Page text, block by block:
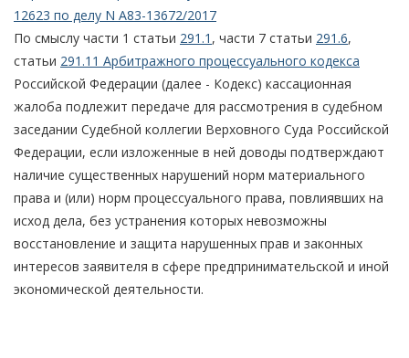
12623 по делу N А83-13672/2017
По смыслу части 1 статьи 291.1 , части 7 статьи 291.6,
статьи 291.11 Арбитражного процессуального кодекса
Российской Федерации (далее - Кодекс) кассационная
жалоба подлежит передаче для рассмотрения в судебном
заседании Судебной коллегии Верховного Суда Российской
Федерации, если изложенные в ней доводы подтверждают
наличие существенных нарушений норм материального
права и (или) норм процессуального права, повлиявших на
исход дела, без устранения которых невозможны
восстановление и защита нарушенных прав и законных
интересов заявителя в сфере предпринимательской и иной
экономической деятельности.